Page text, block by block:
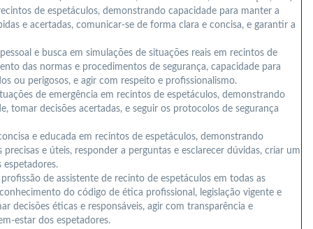
de espetáculos, demonstrando capacidade para manter a
e acertadas, comunicar-se de forma clara e concisa, e garantir a
e busca em simulações de situações reais em recintos de
das normas e procedimentos de segurança, capacidade para
ou perigosos, e agir com respeito e profissionalismo.
de emergência em recintos de espetáculos, demonstrando
tomar decisões acertadas, e seguir os protocolos de segurança
e educada em recintos de espetáculos, demonstrando
e úteis, responder a perguntas e esclarecer dúvidas, criar um
de assistente de recinto de espetáculos em todas as
do código de ética profissional, legislação vigente e
decisões éticas e responsáveis, agir com transparência e
estar dos espetadores.